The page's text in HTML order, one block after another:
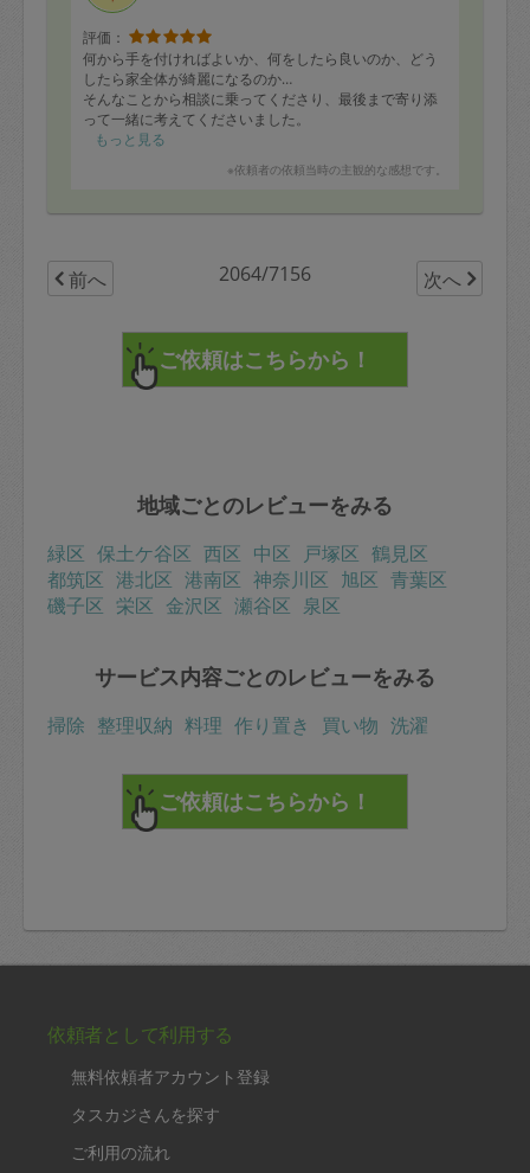
評価：
何から手を付ければよいか、何をしたら良いのか、どう
したら家全体が綺麗になるのか…
そんなことから相談に乗ってくださり、最後まで寄り添
って一緒に考えてくださいました。
一人でやると、今までは中途半端で終わったり、余計使
るので、今日は最後までやり切ることが出来ました笑
した。
しくお願いいたします！
もっと見る
※依頼者の依頼当時の主観的な感想です。
前へ 2064/7156 次へ
地域ごとのレビューをみる
緑区 保土ケ谷区 西区 中区 戸塚区 鶴見区
都筑区 港北区 港南区 神奈川区 旭区 青葉区
磯子区 栄区 金沢区 瀬谷区 泉区
サービス内容ごとのレビューをみる
掃除 整理収納 料理 作り置き 買い物 洗濯
依頼者として利用する
無料依頼者アカウント登録
タスカジさんを探す
ご利用の流れ